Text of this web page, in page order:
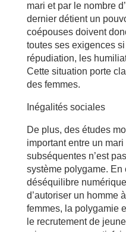
mari et par le nombre
dernier détient un
coépouses doivent
toutes ses exigences
répudiation, les
Cette situation porte
des femmes.
Inégalités sociales
De plus, des études
important entre un
subséquentes n’est
système polygame. En
déséquilibre
d’autoriser un homme
femmes, la polygamie
le recrutement de